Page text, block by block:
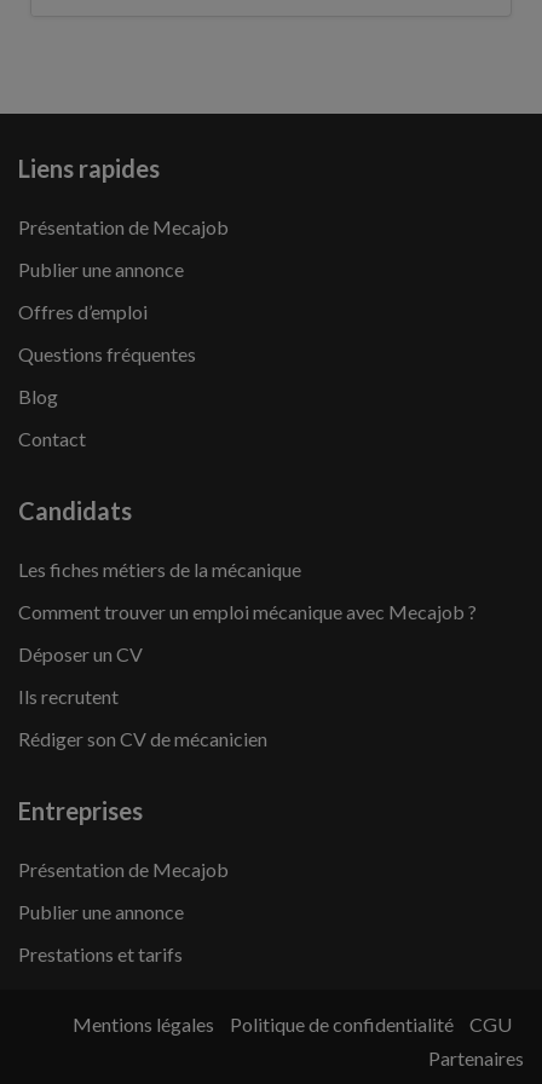
Liens rapides
Présentation de Mecajob
Publier une annonce
Offres d’emploi
Questions fréquentes
Blog
Contact
Candidats
Les fiches métiers de la mécanique
Comment trouver un emploi mécanique avec Mecajob ?
Déposer un CV
Ils recrutent
Rédiger son CV de mécanicien
Entreprises
Présentation de Mecajob
Publier une annonce
Prestations et tarifs
Mentions légales Politique de confidentialité
CGU
Partenaires